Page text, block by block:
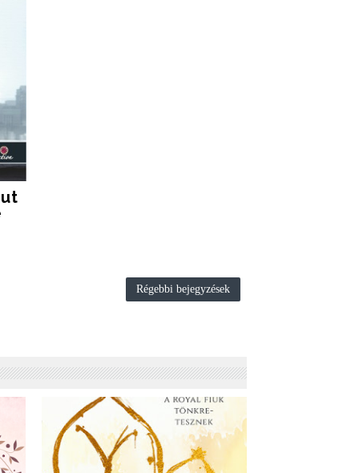
Régebbi bejegyzések